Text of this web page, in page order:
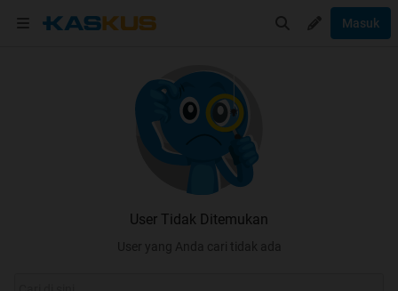
Masuk
User Tidak Ditemukan
User yang Anda cari tidak ada